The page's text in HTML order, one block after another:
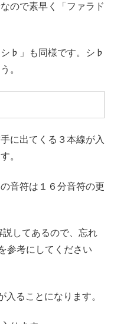
ので素早く「ファラド
シ♭」も同様です。シ♭
。
に出てくる３本線が入
。
音符は１６分音符の更
してあるので、忘れ
参考にしてください
入ることになります。